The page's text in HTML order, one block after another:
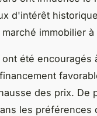
d'intérêt
immobilier
été
des prix. De
les préférences